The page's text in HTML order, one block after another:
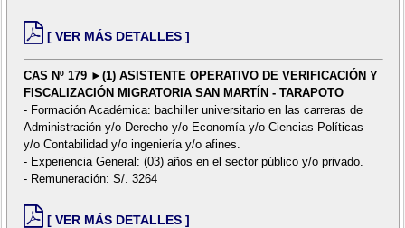
[ VER MÁS DETALLES ]
CAS Nº 179 ►(1) ASISTENTE OPERATIVO DE VERIFICACIÓN Y
FISCALIZACIÓN MIGRATORIA SAN MARTÍN - TARAPOTO
- Formación Académica: bachiller universitario en las carreras de
Administración y/o Derecho y/o Economía y/o Ciencias Políticas
y/o Contabilidad y/o ingeniería y/o afines.
- Experiencia General: (03) años en el sector público y/o privado.
- Remuneración: S/. 3264
[ VER MÁS DETALLES ]